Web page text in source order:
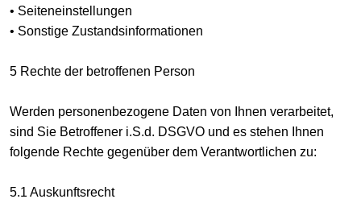
• Seiteneinstellungen
• Sonstige Zustandsinformationen
5 Rechte der betroffenen Person
Werden personenbezogene Daten von Ihnen verarbeitet,
sind Sie Betroffener i.S.d. DSGVO und es stehen Ihnen
folgende Rechte gegenüber dem Verantwortlichen zu:
5.1 Auskunftsrecht